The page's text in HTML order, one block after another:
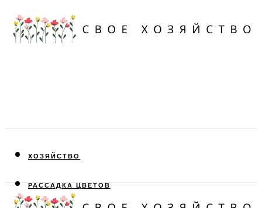
ХОЗЯЙСТВО
РАССАДКА ЦВЕТОВ